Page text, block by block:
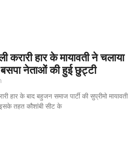
करारी हार के मायावती ने चलाया
नेताओं की हुई छुट्टी
हार के बाद बहुजन समाज पार्टी की सुप्रीमो मायावती
तहत कौशांबी सीट के